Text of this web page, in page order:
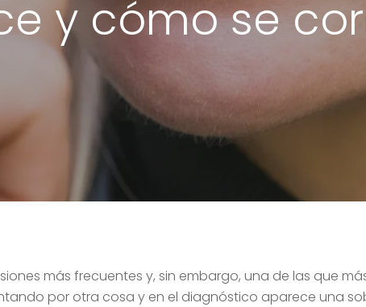
y cómo se
más frecuentes y, sin embargo, una de las que
por otra cosa y en el diagnóstico aparece una